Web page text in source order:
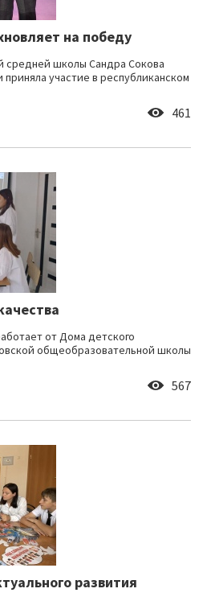
на победу
средней школы Сандра Сокова
участие в республиканском
461
от Дома детского
общеобразовательной школы
567
развития